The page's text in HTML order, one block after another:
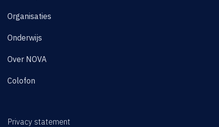
Organisaties
Onderwijs
Over NOVA
Colofon
Privacy statement